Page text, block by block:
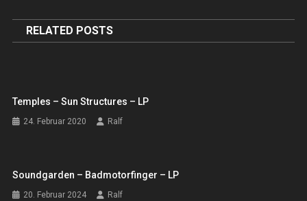
RELATED POSTS
Temples – Sun Structures – LP
24. Februar 2020 Ralf
Soundgarden – Badmotorfinger – LP
20. Februar 2024 Ralf